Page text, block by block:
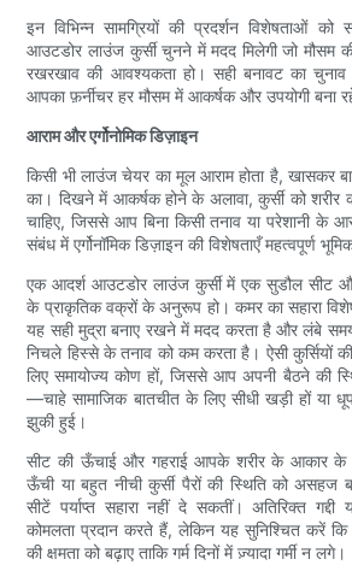
इन विभिन्न सामग्रियों की प्रदर्शन विशेषताओं
आउटडोर लाउंज कुर्सी चुनने में मदद मिलेगी जो
रखरखाव की आवश्यकता हो। सही बनावट का
आपका फ़र्नीचर हर मौसम में आकर्षक और उपयोगी बना
आराम और एर्गोनोमिक डिज़ाइन
किसी भी लाउंज चेयर का मूल आराम होता है, खासकर
का। दिखने में आकर्षक होने के अलावा, कुर्सी को शरीर
चाहिए, जिससे आप बिना किसी तनाव या परेशानी
संबंध में एर्गोनॉमिक डिज़ाइन की विशेषताएँ महत्वपूर्ण
एक आदर्श आउटडोर लाउंज कुर्सी में एक सुडौल सीट
के प्राकृतिक वक्रों के अनुरूप हो। कमर का सहारा
यह सही मुद्रा बनाए रखने में मदद करता है और लंबे
निचले हिस्से के तनाव को कम करता है। ऐसी
लिए समायोज्य कोण हों, जिससे आप अपनी बैठने की
—चाहे सामाजिक बातचीत के लिए सीधी खड़ी हों या
झुकी हुई।
सीट की ऊँचाई और गहराई आपके शरीर के आकार के
ऊँची या बहुत नीची कुर्सी पैरों की स्थिति को
सीटें पर्याप्त सहारा नहीं दे सकतीं। अतिरिक्त
कोमलता प्रदान करते हैं, लेकिन यह सुनिश्चित करें
की क्षमता को बढ़ाए ताकि गर्म दिनों में ज़्यादा गर्मी न लगे।